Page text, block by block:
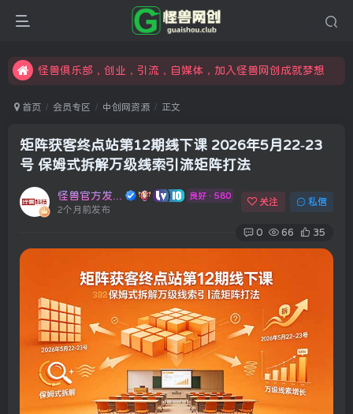
限时开通会员更享折扣，超高返佣
怪兽俱乐部，创业，引流，自媒体，加入怪兽网创成就梦想
首页 会员专区 中创网资源 正文
矩阵获客终点站第12期线下课 2026年5月22-23
号 保姆式拆解万级线索引流矩阵打法
良好 · 580
2个月前发布
关注 私信
0 66 35